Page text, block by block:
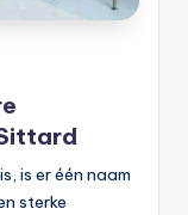
is er één naam
sterke